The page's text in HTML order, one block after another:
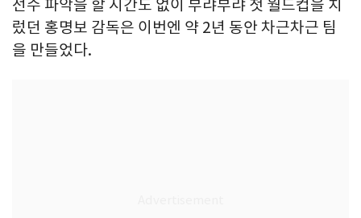
선수 파악을 할 시간도 없이 부랴부랴 첫 월드컵을 치
렀던 홍명보 감독은 이번엔 약 2년 동안 차근차근 팀
을 만들었다.